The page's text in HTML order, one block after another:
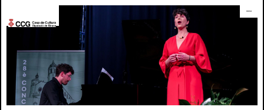
menú